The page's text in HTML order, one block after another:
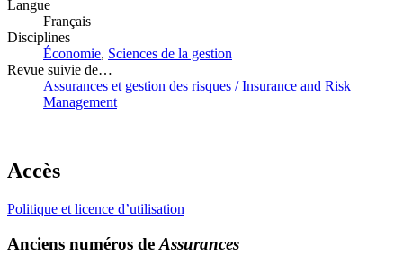
Langue
Français
Disciplines
Économie, Sciences de la gestion
Revue suivie de…
Assurances et gestion des risques / Insurance and Risk
Management
Accès
Politique et licence d’utilisation
Anciens numéros de Assurances